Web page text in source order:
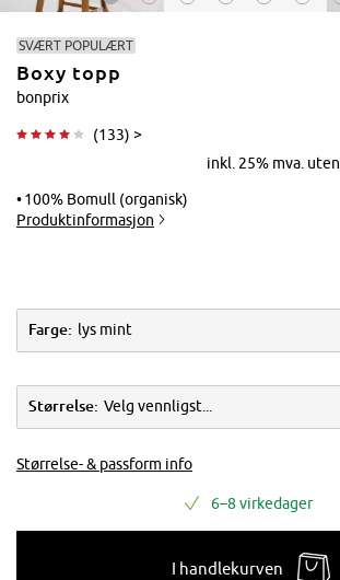
SVÆRT POPULÆRT
Boxy topp
bonprix
(133) >
inkl. 25% mva. uten
100% Bomull (organisk)
Produktinformasjon
Farge: lys mint
Størrelse: Velg vennligst...
Størrelse- & passform info
6–8 virkedager
I handlekurven